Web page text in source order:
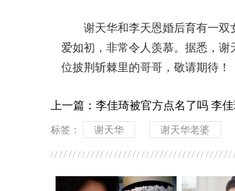
谢天华和李天恩婚后育有一双
爱如初，非常令人羡慕。据悉，
位披荆斩棘里的哥哥，敬请期待！
上一篇： 李佳琦被官方点名了吗 李
标签： 谢天华 谢天华老婆